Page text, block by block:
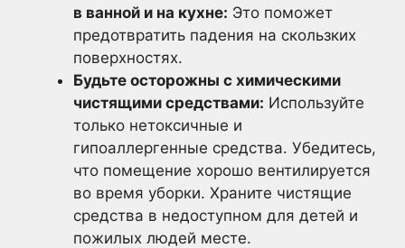
в ванной и на кухне: Это поможет
предотвратить падения на скользких
поверхностях.
Будьте осторожны с химическими
чистящими средствами: Используйте
только нетоксичные и
гипоаллергенные средства. Убедитесь,
что помещение хорошо вентилируется
во время уборки. Храните чистящие
средства в недоступном для детей и
пожилых людей месте.